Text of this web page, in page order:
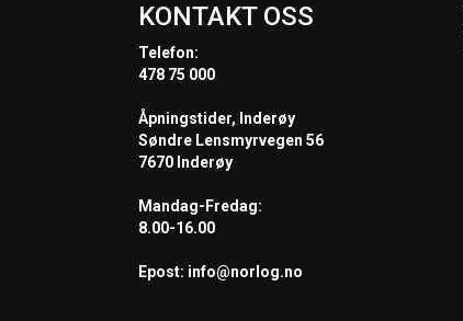
KONTAKT OSS
Telefon:
478 75 000
Åpningstider, Inderøy
Søndre Lensmyrvegen 56
7670 Inderøy
Mandag-Fredag:
8.00-16.00
Epost: info@norlog.no